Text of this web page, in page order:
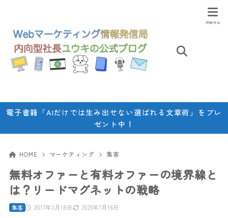
電子書籍「AIだけでは生み出せない選ばれる文章術」をプレ
ゼント中！
HOME マーケティング 集客
無料オファーと有料オファーの境界線と
は？リードマグネットの戦略
2017年3月18日 2025年7月16日
集客